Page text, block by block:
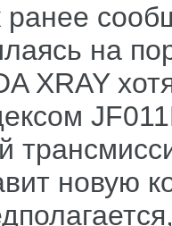
ранее
на
XRAY
новую